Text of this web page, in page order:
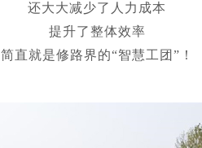
还大大减少了人力成本
提升了整体效率
简直就是修路界的“智慧工团”！